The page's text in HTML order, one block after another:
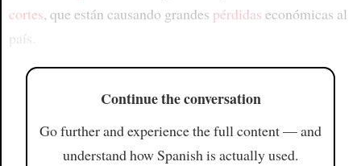
cortes, que están causando grandes pérdidas económicas al
país.
Continue the conversation
Go further and experience the full content — and
understand how Spanish is actually used.